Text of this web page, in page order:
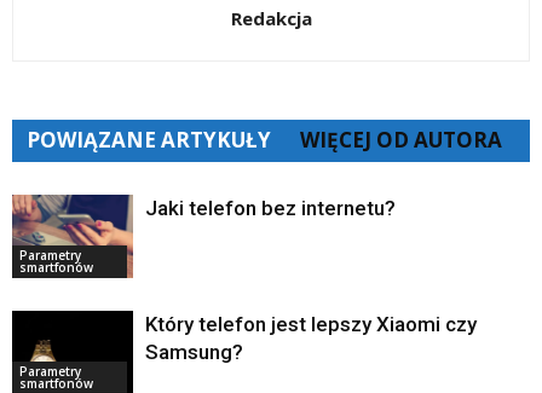
Redakcja
POWIĄZANE ARTYKUŁY WIĘCEJ OD AUTORA
Parametry
smartfonów
Jaki telefon bez internetu?
Parametry
smartfonów
Który telefon jest lepszy Xiaomi czy
Samsung?